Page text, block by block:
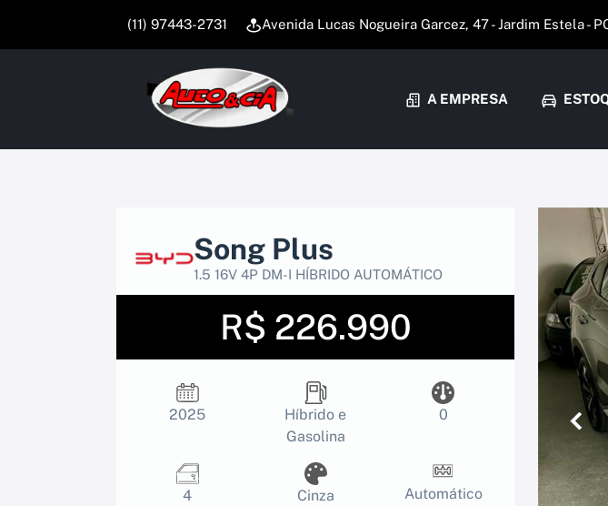
(11) 97443-2731 Avenida Lucas Nogueira Garcez, 47 - Jardim Estela -
A EMPRESA
Song Plus
1.5 16V 4P DM-I HÍBRIDO AUTOMÁTICO
R$ 226.990
2025
Híbrido e
Gasolina
0
4 Cinza Automático